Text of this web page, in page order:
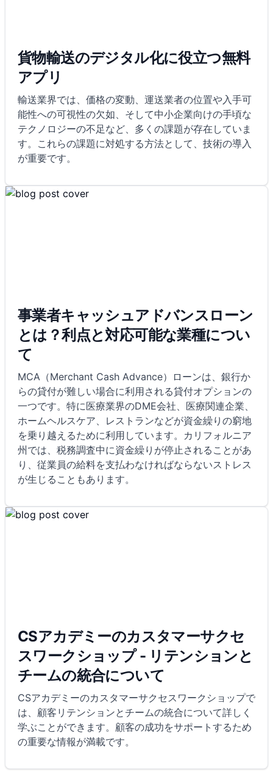
貨物輸送のデジタル化に役立つ無料
アプリ
輸送業界では、価格の変動、運送業者の位置や入手可
能性への可視性の欠如、そして中小企業向けの手頃な
テクノロジーの不足など、多くの課題が存在していま
す。これらの課題に対処する方法として、技術の導入
が重要です。
事業者キャッシュアドバンスローン
とは？利点と対応可能な業種につい
て
MCA（Merchant Cash Advance）ローンは、銀行か
らの貸付が難しい場合に利用される貸付オプションの
一つです。特に医療業界のDME会社、医療関連企業、
ホームヘルスケア、レストランなどが資金繰りの窮地
を乗り越えるために利用しています。カリフォルニア
州では、税務調査中に資金繰りが停止されることがあ
り、従業員の給料を支払わなければならないストレス
が生じることもあります。
CSアカデミーのカスタマーサクセ
スワークショップ - リテンションと
チームの統合について
CSアカデミーのカスタマーサクセスワークショップで
は、顧客リテンションとチームの統合について詳しく
学ぶことができます。顧客の成功をサポートするため
の重要な情報が満載です。